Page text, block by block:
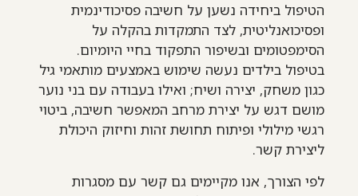
הטיפול ביחידה נשען על חשיבה פסיכודינמית
ופסיכואנליטית, לצד התמקדות בהקלה על
הסימפטומים ובשיפור התפקוד בחיי היומיום.
בטיפול בילדים נעשה שימוש באמצעים מותאמי גיל
כגון משחק, יצירה ושיח; ואילו בעבודה עם בני נוער
מושם דגש על יצירת מרחב המאפשר חשיבה, ביטוי
רגשי מילולי ופיתוח תחושת זהות וחיזוק היכולת
ליצירת קשר.
לפי הצורך, אנו מקיימים גם קשר עם מסגרות